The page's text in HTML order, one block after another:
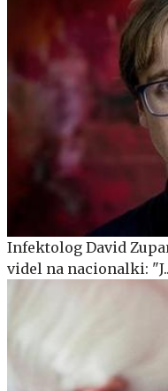
Infektolog David
videl na nacionalki: